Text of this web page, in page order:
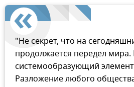
"Не секрет, что на
продолжается передел мира.
системообразующий элемент
Разложение любого